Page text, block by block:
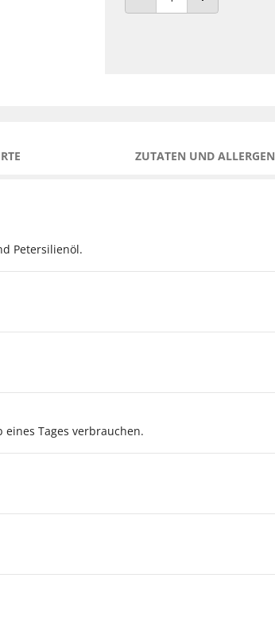
ANZAHL VERRINGERN
ANZAHL
ZUTATEN UND
Petersilienöl.
Tages verbrauchen.